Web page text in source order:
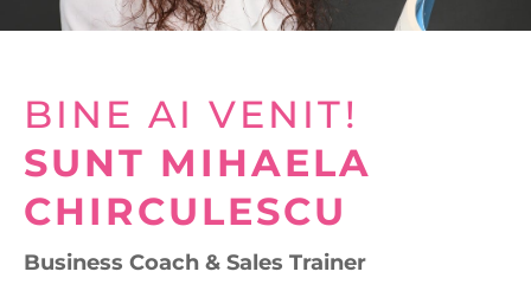
BINE AI VENIT!
SUNT MIHAELA
CHIRCULESCU
Business Coach & Sales Trainer